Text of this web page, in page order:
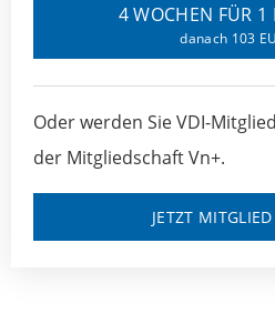
4 WOCHEN FÜR 1
danach 103
Oder werden Sie VDI-
der Mitgliedschaft Vn+.
JETZT